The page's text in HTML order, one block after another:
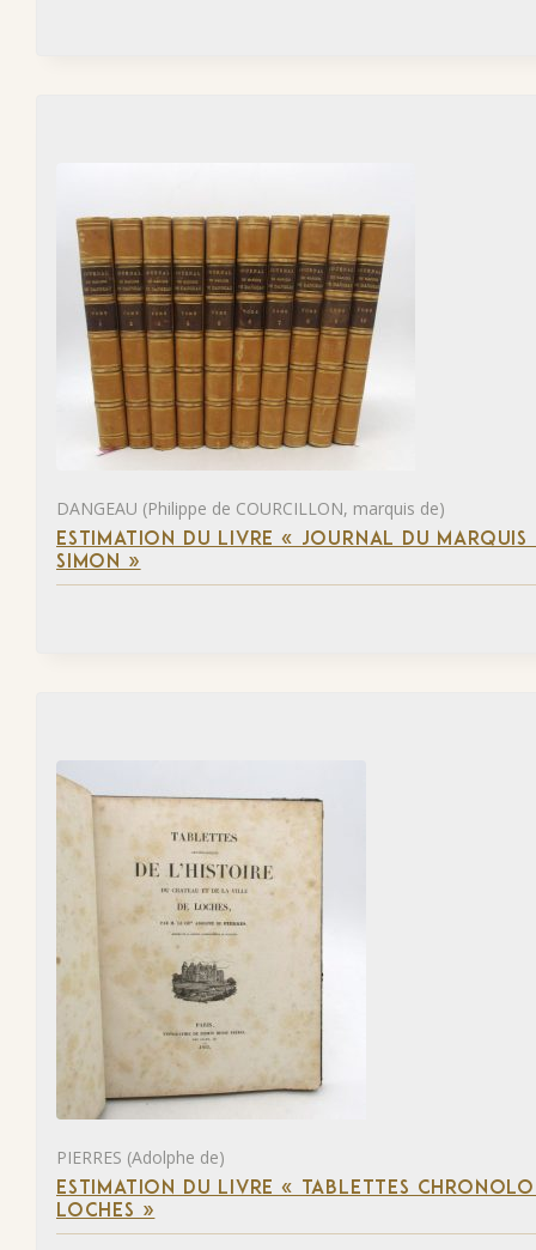
DANGEAU (Philippe de COURCILLON, marquis de)
ESTIMATION DU LIVRE « JOURNAL DU
SIMON »
PIERRES (Adolphe de)
ESTIMATION DU LIVRE « TABLETTES
LOCHES »